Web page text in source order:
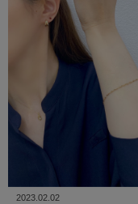
2023.02.02